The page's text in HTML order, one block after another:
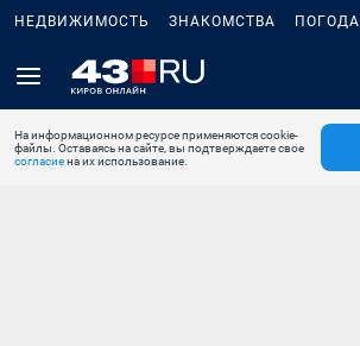
НЕДВИЖИМОСТЬ ЗНАКОМСТВА ПОГОДА
На информационном ресурсе применяются cookie-
файлы. Оставаясь на сайте, вы подтверждаете свое
согласиена их использование.